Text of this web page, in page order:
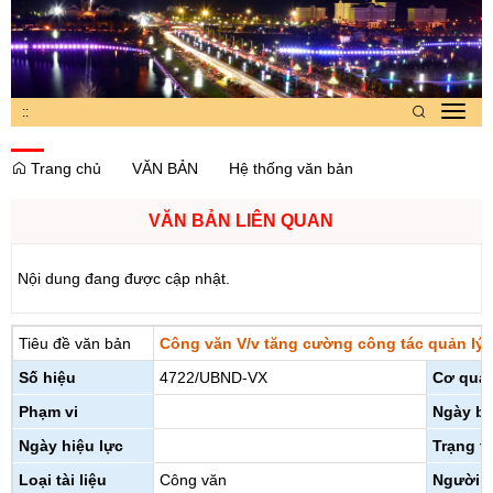
::
Trang chủ
VĂN BẢN Hệ thống văn bản
VĂN BẢN LIÊN QUAN
Nội dung đang được cập nhật.
Tiêu đề văn bản
Công văn V/v tăng cường công tác quản
Số hiệu
4722/UBND-VX
Cơ
Phạm vi
Ngày
Ngày hiệu lực
Trạng
Loại tài liệu
Công văn
Người